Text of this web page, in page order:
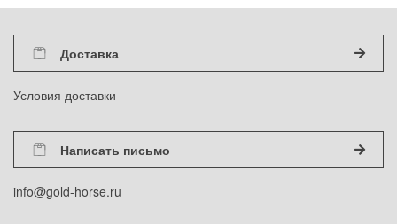
Доставка
Условия доставки
Написать письмо
info@gold-horse.ru